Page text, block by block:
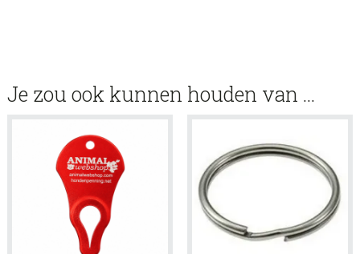
Je zou ook kunnen houden van …